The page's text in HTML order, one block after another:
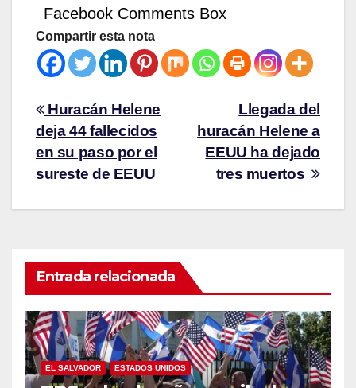
Facebook Comments Box
Compartir esta nota
Llegada del
huracán Helene a
EEUU ha dejado
tres muertos
Huracán Helene
deja 44 fallecidos
en su paso por el
sureste de EEUU
Entrada relacionada
EL SALVADOR ESTADOS UNIDOS